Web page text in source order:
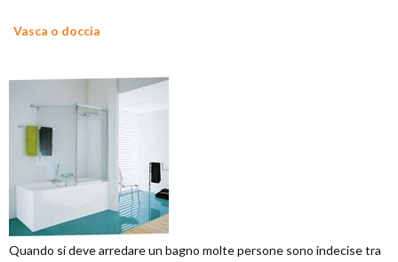
Vasca o doccia
Quando si deve arredare un bagno molte persone sono indecise tra